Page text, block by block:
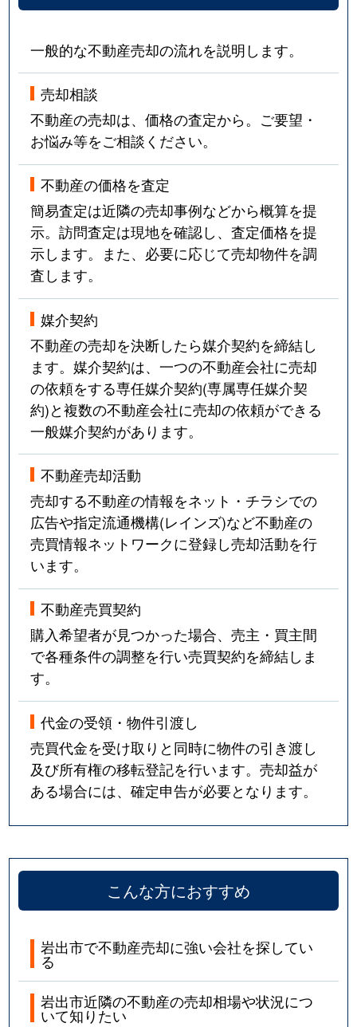
一般的な不動産売却の流れを説明します。
売却相談
不動産の売却は、価格の査定から。ご要望・
お悩み等をご相談ください。
不動産の価格を査定
簡易査定は近隣の売却事例などから概算を提
示。訪問査定は現地を確認し、査定価格を提
示します。また、必要に応じて売却物件を調
査します。
媒介契約
不動産の売却を決断したら媒介契約を締結し
ます。媒介契約は、一つの不動産会社に売却
の依頼をする専任媒介契約(専属専任媒介契
約)と複数の不動産会社に売却の依頼ができる
一般媒介契約があります。
不動産売却活動
売却する不動産の情報をネット・チラシでの
広告や指定流通機構(レインズ)など不動産の
売買情報ネットワークに登録し売却活動を行
います。
不動産売買契約
購入希望者が見つかった場合、売主・買主間
で各種条件の調整を行い売買契約を締結しま
す。
代金の受領・物件引渡し
売買代金を受け取りと同時に物件の引き渡し
及び所有権の移転登記を行います。売却益が
ある場合には、確定申告が必要となります。
こんな方におすすめ
岩出市で不動産売却に強い会社を探してい
る
岩出市近隣の不動産の売却相場や状況につ
いて知りたい